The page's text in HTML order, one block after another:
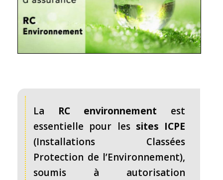
La RC environnement est
essentielle pour les sites ICPE
(Installations Classées
Protection de l’Environnement),
soumis à autorisation